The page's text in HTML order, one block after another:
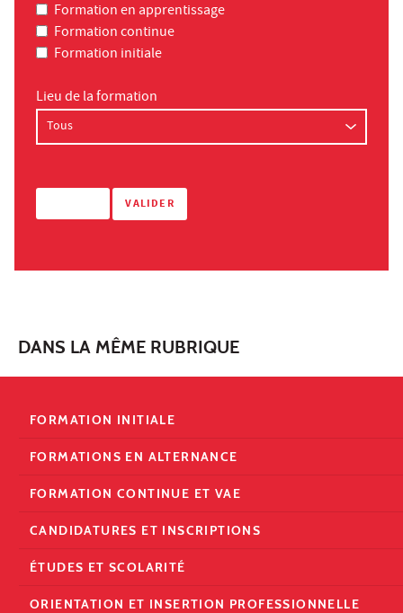
Formation en apprentissage
Formation continue
Formation initiale
Lieu de la formation
DANS LA MÊME RUBRIQUE
FORMATION INITIALE
FORMATIONS EN ALTERNANCE
FORMATION CONTINUE ET VAE
CANDIDATURES ET INSCRIPTIONS
ÉTUDES ET SCOLARITÉ
ORIENTATION ET INSERTION PROFESSIONNELLE